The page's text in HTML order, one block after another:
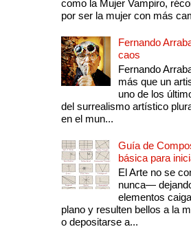
como la Mujer Vampiro,
por ser la mujer con más
Fernando
caos
Fernando
más que un
uno de los
del surrealismo artístico
en el mun...
Guía de
básica para
El Arte no se
nunca—
elementos
plano y resulten bellos a la
o depositarse a...